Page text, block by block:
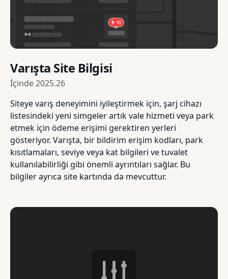
Varışta Site Bilgisi
İçinde2025.26
Siteye varış deneyimini iyileştirmek için, şarj cihazı
listesindeki yeni simgeler artık vale hizmeti veya park
etmek için ödeme erişimi gerektiren yerleri
gösteriyor. Varışta, bir bildirim erişim kodları, park
kısıtlamaları, seviye veya kat bilgileri ve tuvalet
kullanılabilirliği gibi önemli ayrıntıları sağlar. Bu
bilgiler ayrıca site kartında da mevcuttur.